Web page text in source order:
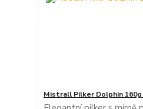
Mistrall Pilker Dolphin 160g